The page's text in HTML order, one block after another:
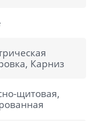
Карниз
щитовая,